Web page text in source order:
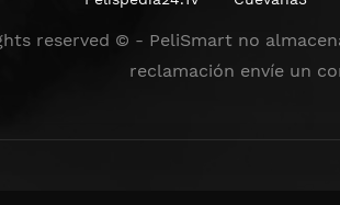
reserved © - PeliSmart no
reclamación envíe un